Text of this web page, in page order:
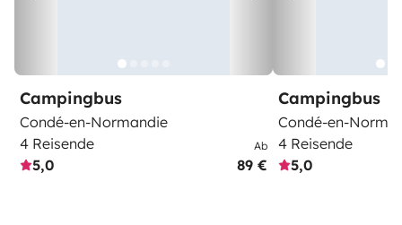
Campingbus
Condé-en-Normandie
4 Reisende
5,0
Ab
89 €
Campingbus
Condé-en-
4 Reisende
5,0